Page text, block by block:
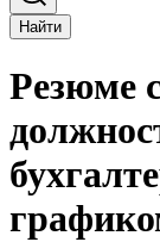
Найти
Резюме